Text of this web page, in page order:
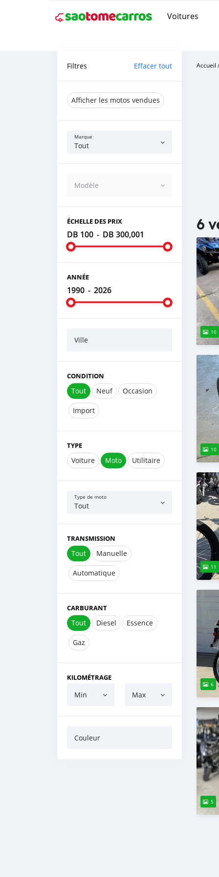
Voitures
Filtres Effacer tout
Afficher les motos vendues
Marque
Tout
Modèle
ÉCHELLE DES PRIX
DB 100 - DB 300,001
ANNÉE
1990 - 2026
Ville
CONDITION
Tout Neuf Occasion
Import
TYPE
Voiture Moto Utilitaire
Type de moto
Tout
TRANSMISSION
Tout Manuelle
Automatique
CARBURANT
Tout Diesel Essence
Gaz
KILOMÉTRAGE
Min Max
Couleur
Accueil
6
10
10
11
6
5